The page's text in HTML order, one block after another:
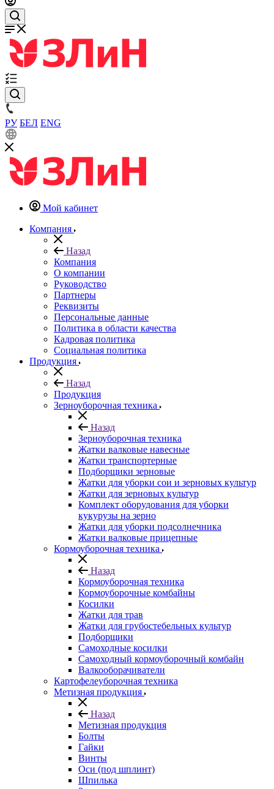
РУ БЕЛ ENG
Мой кабинет
Компания
Назад
Компания
О компании
Руководство
Партнеры
Реквизиты
Персональные данные
Политика в области качества
Кадровая политика
Социальная политика
Продукция
Назад
Продукция
Зерноуборочная техника
Назад
Зерноуборочная техника
Жатки валковые навесные
Жатки транспортерные
Подборщики зерновые
Жатки для уборки сои и зерновых культур
Жатки для зерновых культур
Комплект оборудования для уборки
кукурузы на зерно
Жатки для уборки подсолнечника
Жатки валковые прицепные
Кормоуборочная техника
Назад
Кормоуборочная техника
Кормоуборочные комбайны
Косилки
Жатки для трав
Жатки для грубостебельных культур
Подборщики
Самоходные косилки
Самоходный кормоуборочный комбайн
Валкооборачиватели
Картофелеуборочная техника
Метизная продукция
Назад
Метизная продукция
Болты
Гайки
Винты
Оси (под шплинт)
Шпилька